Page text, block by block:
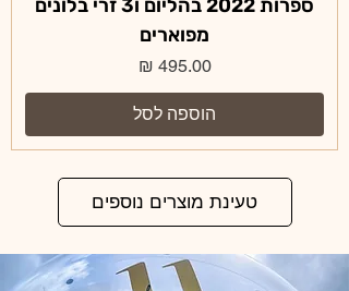
ספרות 2022 בהליום ו3 זרי בלונים
מפוארים
מחיר‏495.00 ‏₪
הוספה לסל
טעינת מוצרים נוספים